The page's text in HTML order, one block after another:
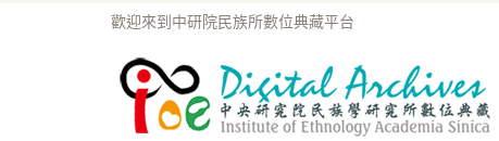
歡迎來到中研院民族所數位典藏平台